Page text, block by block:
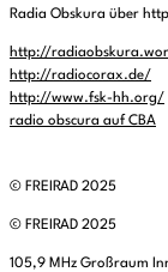
Radia Obskura über
http://
http://radiocorax.de/
http://www.fsk-hh.org/
radio obscura auf CBA
© FREIRAD 2025
© FREIRAD 2025
105,9 MHz Großraum